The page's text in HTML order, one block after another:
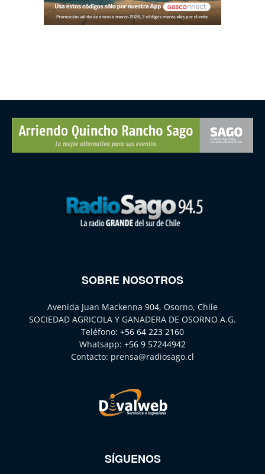
SOBRE NOSOTROS
Avenida Juan Mackenna 904, Osorno, Chile
SOCIEDAD AGRICOLA Y GANADERA DE OSORNO A.G.
Teléfono: +56 64 223 2160
Whatsapp: +56 9 57244942
Contacto: prensa@radiosago.cl
SÍGUENOS